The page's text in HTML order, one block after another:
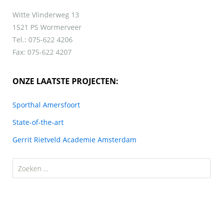
Witte Vlinderweg 13
1521 PS Wormerveer
Tel.: 075-622 4206
Fax: 075-622 4207
ONZE LAATSTE PROJECTEN:
Sporthal Amersfoort
State-of-the-art
Gerrit Rietveld Academie Amsterdam
Zoeken
naar: